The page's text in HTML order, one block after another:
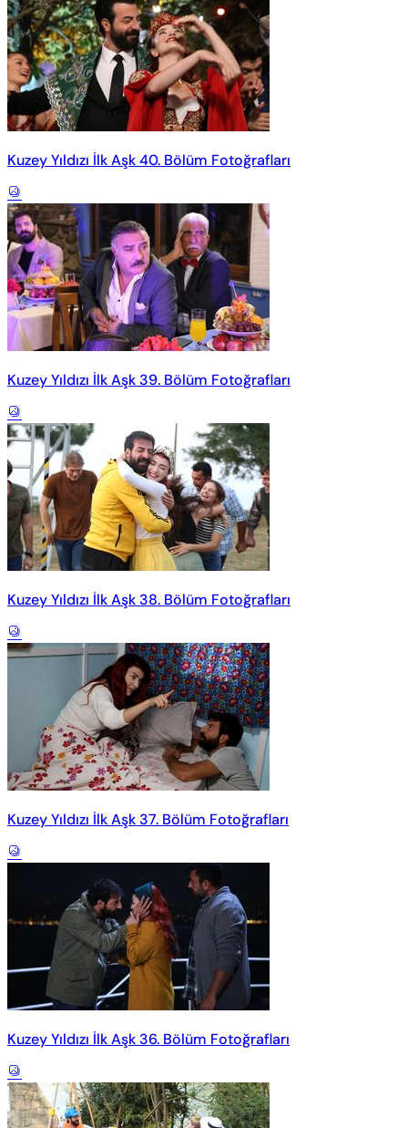
Kuzey Yıldızı İlk Aşk 40. Bölüm Fotoğrafları
Kuzey Yıldızı İlk Aşk 39. Bölüm Fotoğrafları
Kuzey Yıldızı İlk Aşk 38. Bölüm Fotoğrafları
Kuzey Yıldızı İlk Aşk 37. Bölüm Fotoğrafları
Kuzey Yıldızı İlk Aşk 36. Bölüm Fotoğrafları